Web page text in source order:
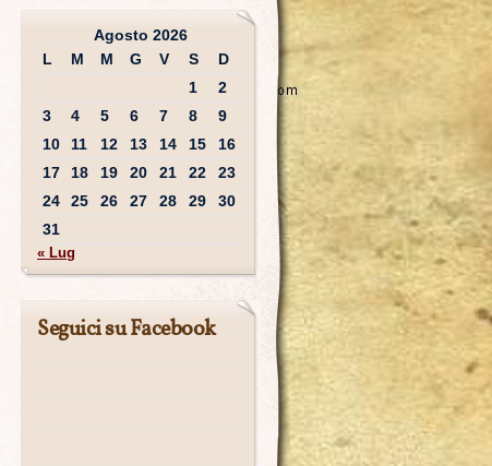
Agosto 2026
L
M M G V S
D
1
2
3
4 5 6 7 8
9
10
11 12 13 14 15
16
17
18 19 20 21 22
23
24
25 26 27 28 29
30
31
« Lug
Seguici su Facebook